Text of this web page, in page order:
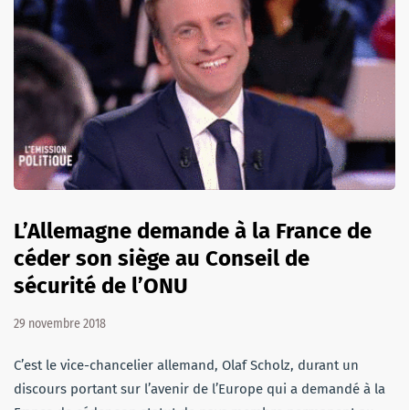
L’Allemagne demande à la France de
céder son siège au Conseil de
sécurité de l’ONU
29 novembre 2018
C’est le vice-chancelier allemand, Olaf Scholz, durant un
discours portant sur l’avenir de l’Europe qui a demandé à la